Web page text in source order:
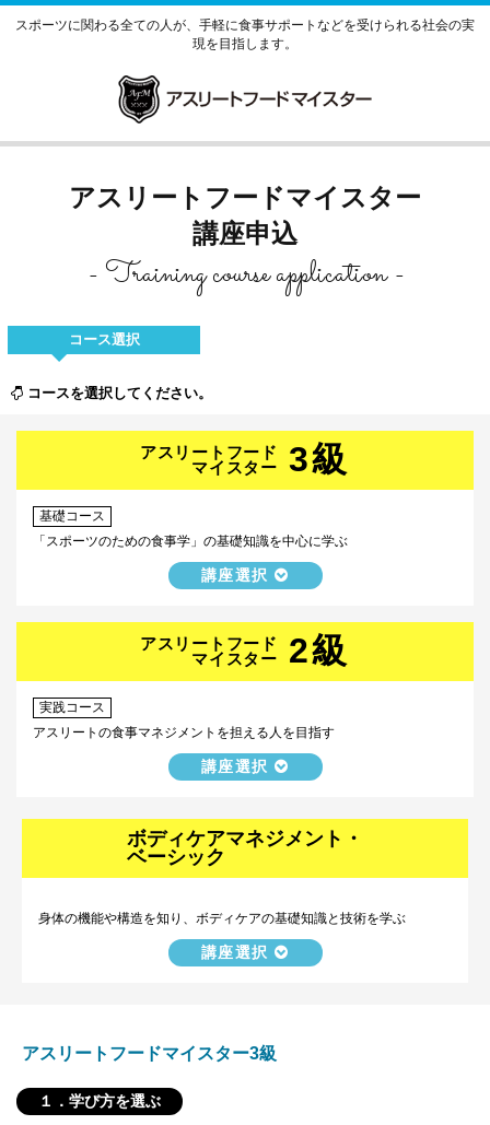
スポーツに関わる全ての人が、手軽に食事サポートなどを受けられる社会の実
現を目指します。
アスリートフードマイスター
講座申込
- Training course application -
コース選択
コースを選択してください。
アスリートフード
マイスター
3級
基礎コース
「スポーツのための食事学」の基礎知識を中心に学ぶ
講座選択
アスリートフード
マイスター
2級
実践コース
アスリートの食事マネジメントを担える人を目指す
講座選択
ボディケアマネジメント・
ベーシック
身体の機能や構造を知り、ボディケアの基礎知識と技術を学ぶ
講座選択
アスリートフードマイスター3級
１．学び方を選ぶ